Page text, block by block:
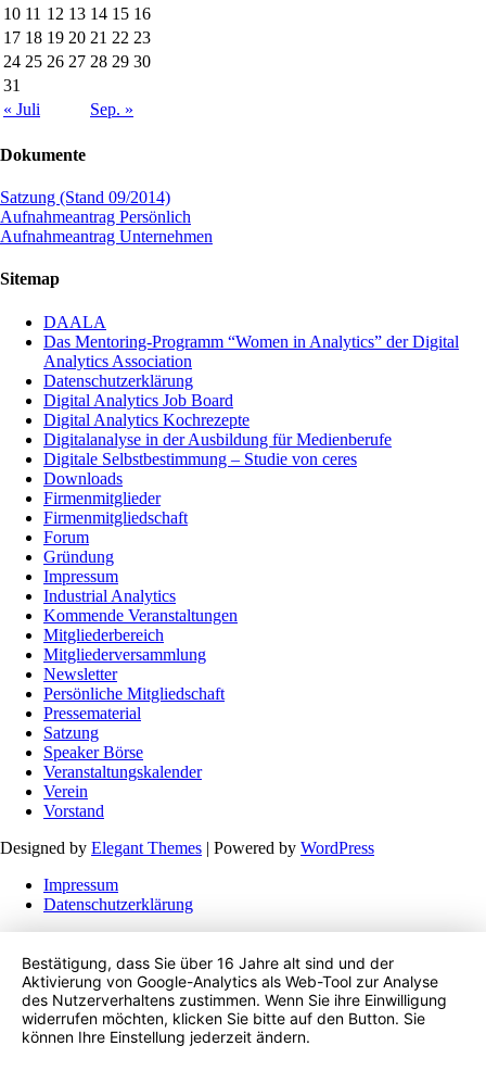
10 11 12 13 14 15 16
17 18 19 20 21 22 23
24 25 26 27 28 29 30
31
« Juli
Sep. »
Dokumente
Satzung (Stand 09/2014)
Aufnahmeantrag Persönlich
Aufnahmeantrag Unternehmen
Sitemap
DAALA
Das Mentoring-Programm “Women in Analytics” der Digital
Analytics Association
Datenschutzerklärung
Digital Analytics Job Board
Digital Analytics Kochrezepte
Digitalanalyse in der Ausbildung für Medienberufe
Digitale Selbstbestimmung – Studie von ceres
Downloads
Firmenmitglieder
Firmenmitgliedschaft
Forum
Gründung
Impressum
Industrial Analytics
Kommende Veranstaltungen
Mitgliederbereich
Mitgliederversammlung
Newsletter
Persönliche Mitgliedschaft
Pressematerial
Satzung
Speaker Börse
Veranstaltungskalender
Verein
Vorstand
Designed by Elegant Themes | Powered by WordPress
Impressum
Datenschutzerklärung
Bestätigung, dass Sie über 16 Jahre alt sind und der
Aktivierung von Google-Analytics als Web-Tool zur Analyse
des Nutzerverhaltens zustimmen. Wenn Sie ihre Einwilligung
widerrufen möchten, klicken Sie bitte auf den Button. Sie
können Ihre Einstellung jederzeit ändern.